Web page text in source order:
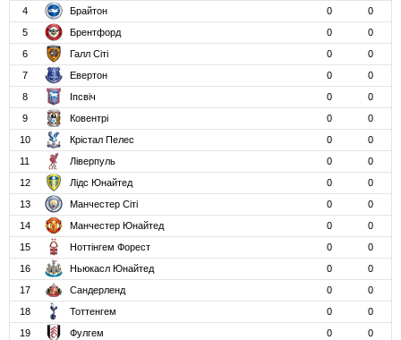
4
Брайтон 0
0
5
Брентфорд 0
0
6
Галл Сіті 0
0
7
Евертон 0
0
8
Іпсвіч 0
0
9
Ковентрі 0
0
10
Крістал Пелес 0
0
11
Ліверпуль 0
0
12
Лідс Юнайтед 0
0
13
Манчестер Сіті 0
0
14
Манчестер Юнайтед 0
0
15
Ноттінгем Форест 0
0
16
Ньюкасл Юнайтед 0
0
17
Сандерленд 0
0
18
Тоттенгем 0
0
19
Фулгем 0
0